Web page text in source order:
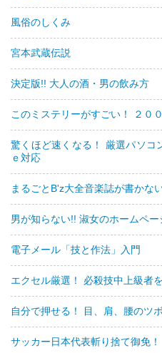
風俗のしくみ
宮本武蔵伝説
決定版!! 大人の酒・男の飲み方
このミステリーがすごい！ ２０
驚くほど速くなる！ 厳選パソコ
ｅ対応
まるごとB'z大全音楽誌が書かな
男が知らない!! 淑女のホームペー
電子メール「技と作法」入門
エクセル厳選！ 必殺技中上級者
自分で押せる！ 目、肩、腰のツボ
サッカー日本代表斬り捨て御免！